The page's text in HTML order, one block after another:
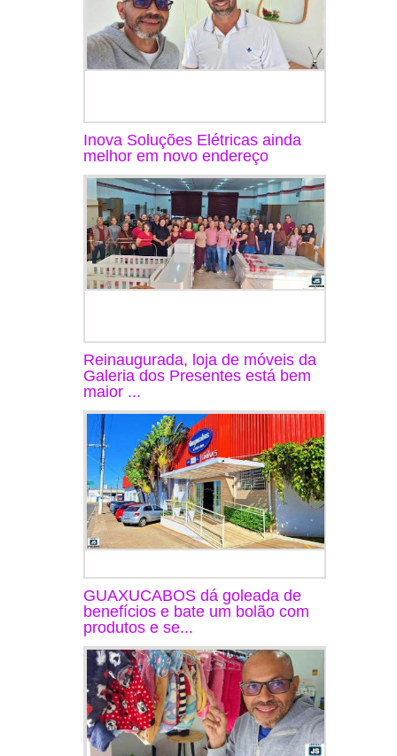
Inova Soluções Elétricas ainda
melhor em novo endereço
Reinaugurada, loja de móveis da
Galeria dos Presentes está bem
maior ...
GUAXUCABOS dá goleada de
benefícios e bate um bolão com
produtos e se...